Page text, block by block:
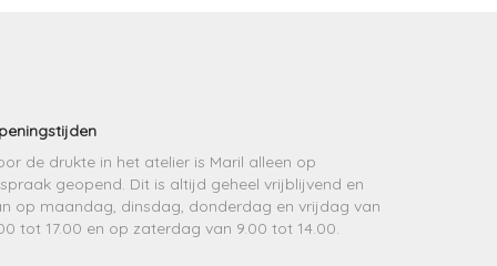
de drukte in het atelier is Maril alleen op
geopend. Dit is altijd geheel vrijblijvend en
op maandag, dinsdag, donderdag en vrijdag van
tot 17.00 en op zaterdag van 9.00 tot 14.00.